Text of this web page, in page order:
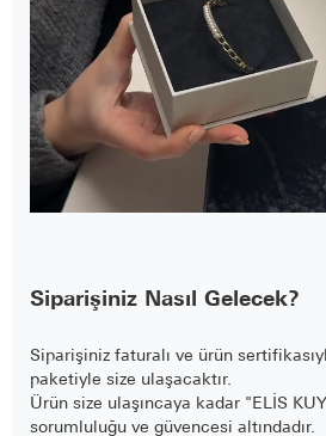
Siparişiniz Nasıl Gelecek?
Siparişiniz faturalı ve ürün
paketiyle size ulaşacaktır.
Ürün size ulaşıncaya kadar "ELİS
sorumluluğu ve güvencesi altındadır.